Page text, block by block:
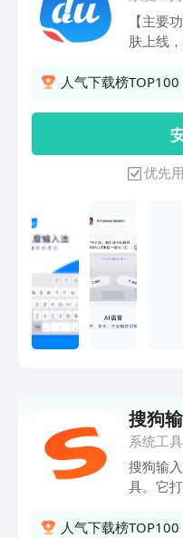
【主要
肤上线
支持多
【AI智
智能；
换、方
音】断
情】通
情；【
输入流
智能整
率；【
【游戏
转换三
【懒人
字、符
写；边
果；【
笔画、
音速记
登陆；
人气下载榜TOP100
优先
搜狗
系统工具
搜狗输
具。它
融合大
人气下载榜TOP100